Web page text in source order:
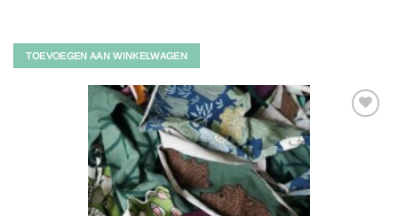
TOEVOEGEN AAN WINKELWAGEN